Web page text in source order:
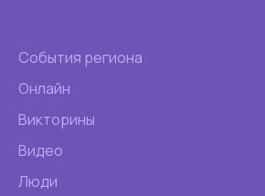
События региона
Онлайн
Викторины
Видео
Люди